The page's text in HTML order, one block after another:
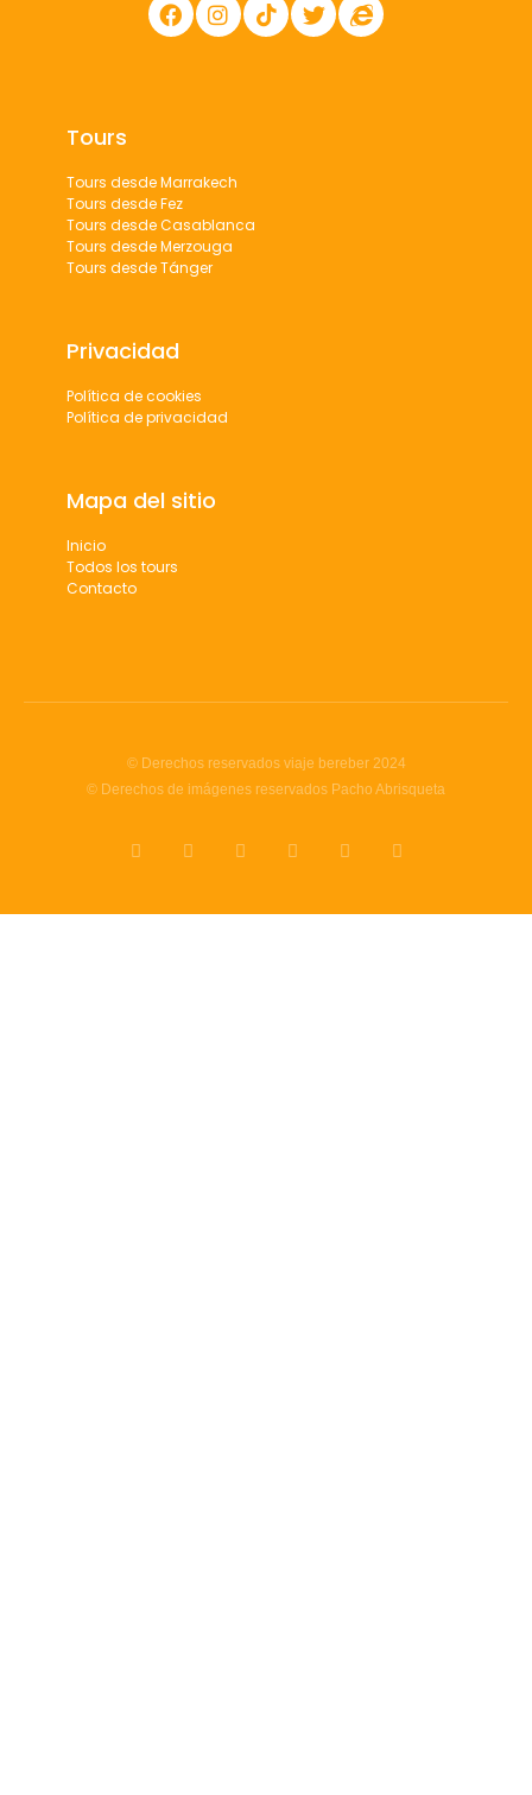
Tours
Tours desde Marrakech
Tours desde Fez
Tours desde Casablanca
Tours desde Merzouga
Tours desde Tánger
Privacidad
Política de cookies
Política de privacidad
Mapa del sitio
Inicio
Todos los tours
Contacto
© Derechos reservados viaje bereber 2024
© Derechos de imágenes reservados Pacho Abrisqueta